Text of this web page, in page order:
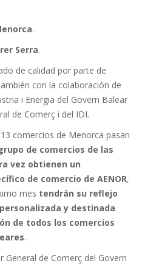
.
Serra.
de calidad por parte de
con la colaboración de
i Energia del Govern Balear
de Comerç i del IDI.
comercios de Menorca pasan
de comercios de las
vez obtienen un
de comercio de AENOR,
mes tendrán su reflejo
y destinada
de todos los comercios
.
de Comerç del Govern